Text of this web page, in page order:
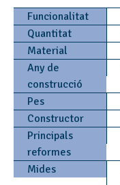
Funcionalitat
Quantitat
Material
Any de
construcció
Pes
Constructor
Principals
reformes
Mides